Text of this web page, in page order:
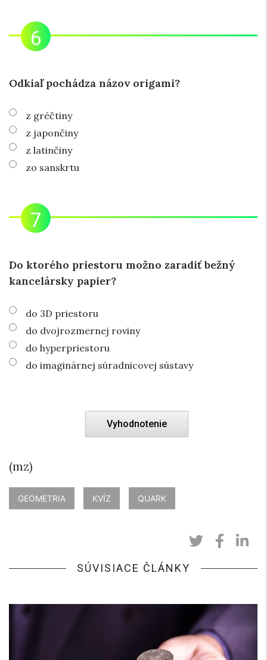
Odkiaľ pochádza názov origami?
z gréčtiny
z japončiny
z latinčiny
zo sanskrtu
Do ktorého priestoru možno zaradiť bežný
kancelársky papier?
do 3D priestoru
do dvojrozmernej roviny
do hyperpriestoru
do imaginárnej súradnicovej sústavy
(mz)
GEOMETRIA KVÍZ QUARK
SÚVISIACE ČLÁNKY